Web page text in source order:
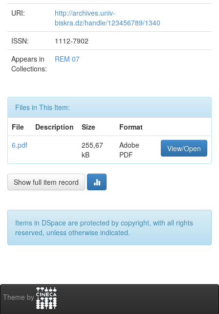
URI:
http://archives.univ-
biskra.dz/handle/123456789/1340
ISSN:
1112-7902
Appears in
Collections:
REM 07
Files in This Item:
File
Description Size
Format
6.pdf
255,67
kB
Adobe
PDF
View/Open
Show full item record
Items in DSpace are protected by copyright, with all rights
reserved, unless otherwise indicated.
Theme by